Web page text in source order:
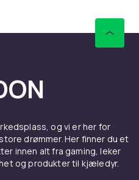
og vi er her for
drømmer. Her finner du et
innen alt fra gaming, leker
og produkter til kjæledyr.